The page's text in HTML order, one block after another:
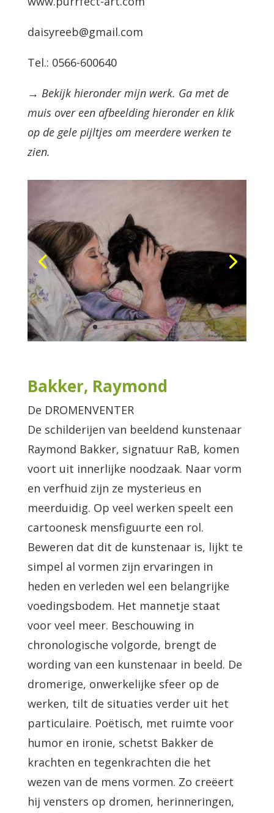
daisyreeb@gmail.com
Tel.: 0566-600640
→ Bekijk hieronder mijn werk. Ga met de
muis over een afbeelding hieronder en klik
op de gele pijltjes om meerdere werken te
zien.
Bakker, Raymond
De DROMENVENTER
De schilderijen van beeldend kunstenaar
Raymond Bakker, signatuur RaB, komen
voort uit innerlijke noodzaak. Naar vorm
en verfhuid zijn ze mysterieus en
meerduidig. Op veel werken speelt een
cartoonesk mensfiguurte een rol.
Beweren dat dit de kunstenaar is, lijkt te
simpel al vormen zijn ervaringen in
heden en verleden wel een belangrijke
voedingsbodem. Het mannetje staat
voor veel meer. Beschouwing in
chronologische volgorde, brengt de
wording van een kunstenaar in beeld. De
dromerige, onwerkelijke sfeer op de
werken, tilt de situaties verder uit het
particulaire. Poëtisch, met ruimte voor
humor en ironie, schetst Bakker de
krachten en tegenkrachten die het
wezen van de mens vormen. Zo creëert
hij vensters op dromen, herinneringen,